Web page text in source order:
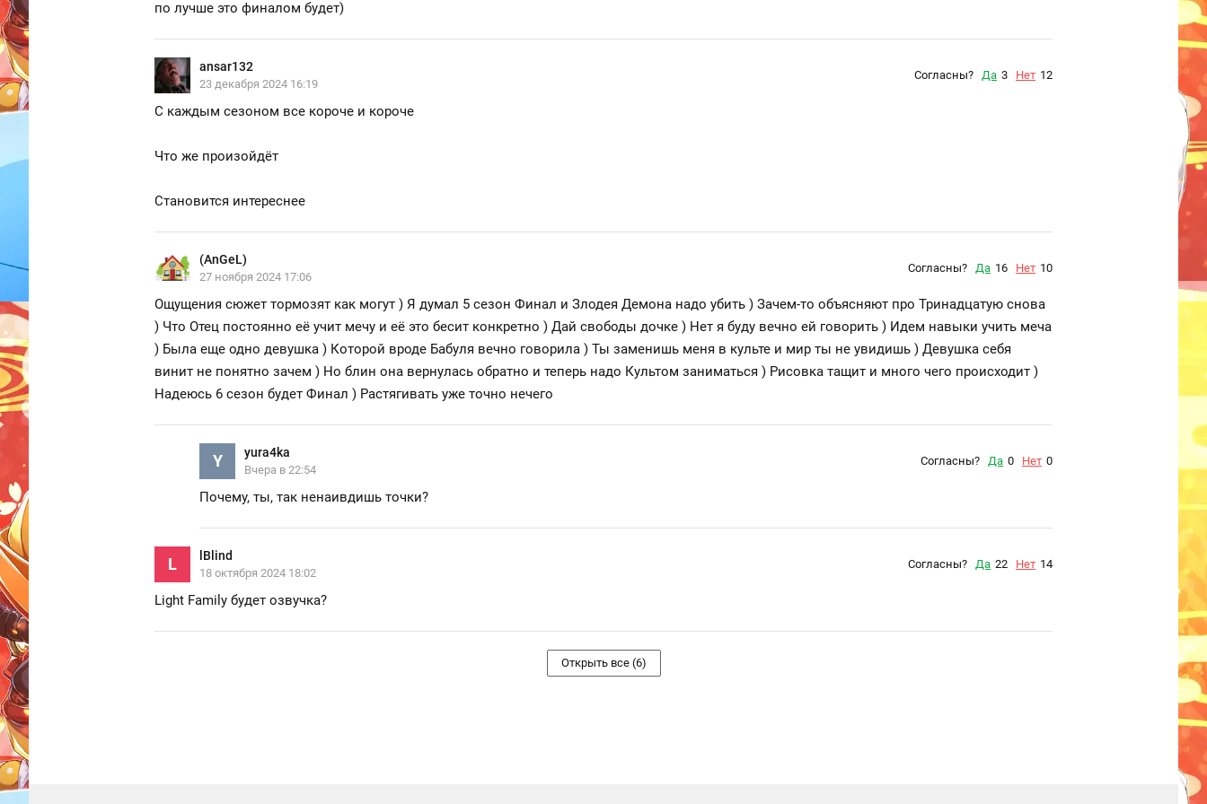
по лучше это финалом будет)
ansar132
23 декабря 2024 16:19
Согласны? Да 3 Нет 12
С каждым сезоном все короче и короче
Что же произойдёт
Становится интереснее
(AnGeL)
27 ноября 2024 17:06
Согласны? Да 16 Нет 10
Ощущения сюжет тормозят как могут ) Я думал 5 сезон Финал и Злодея Демона надо убить ) Зачем-то объясняют про Тринадцатую снова
) Что Отец постоянно её учит мечу и её это бесит конкретно ) Дай свободы дочке ) Нет я буду вечно ей говорить ) Идем навыки учить меча
) Была еще одно девушка ) Которой вроде Бабуля вечно говорила ) Ты заменишь меня в культе и мир ты не увидишь ) Девушка себя
винит не понятно зачем ) Но блин она вернулась обратно и теперь надо Культом заниматься ) Рисовка тащит и много чего происходит )
Надеюсь 6 сезон будет Финал ) Растягивать уже точно нечего
Y yura4ka
Вчера в 22:54
Согласны? Да 0 Нет 0
Почему, ты, так ненаивдишь точки?
L lBlind
18 октября 2024 18:02
Согласны? Да 22 Нет 14
Light Family будет озвучка?
Открыть все (6)